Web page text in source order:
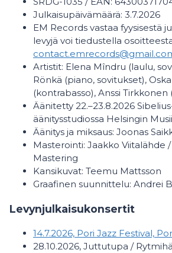
Julkaisupäivämäärä: 3.7.2026
EM Records vastaa fyysisestä
levyjä voi tiedustella
Artistit: Elena Mîndru (laulu,
Rönkä (piano, sovitukset),
(kontrabasso), Anssi
Äänitetty 22.–23.8.2026
äänitysstudiossa Helsingin
Äänitys ja miksaus: Joonas
Masterointi: Jaakko Viitalähde
Mastering
Kansikuvat: Teemu Mattsson
Graafinen suunnittelu: Andrei
Levynjulkaisukonsertit
14.7.2026, Pori Jazz Festival,
28.10.2026, Juttutupa /